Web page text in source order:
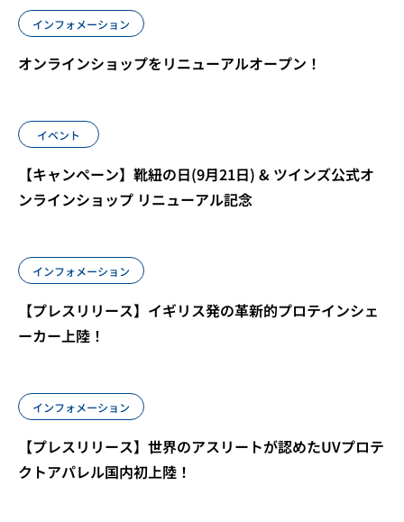
インフォメーション
オンラインショップをリニューアルオープン！
イベント
【キャンペーン】靴紐の日(9月21日) & ツインズ公式オ
ンラインショップ リニューアル記念
インフォメーション
【プレスリリース】イギリス発の革新的プロテインシェ
ーカー上陸！
インフォメーション
【プレスリリース】世界のアスリートが認めたUVプロテ
クトアパレル国内初上陸！